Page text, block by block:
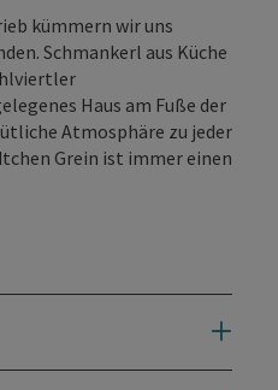
kümmern wir uns
Schmankerl aus Küche
Haus am Fuße der
Atmosphäre zu jeder
Grein ist immer einen